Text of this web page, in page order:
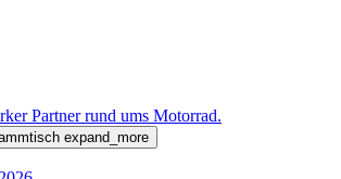
Partner rund ums Motorrad.
expand_more